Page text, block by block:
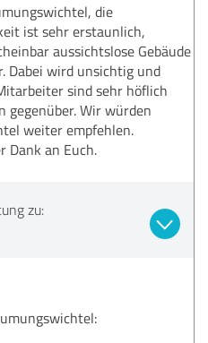
die
ist sehr erstaunlich,
aussichtslose Gebäude
Dabei wird unsichtig und
sind sehr höflich
gegenüber. Wir würden
weiter empfehlen.
Dank an Euch.
zu: